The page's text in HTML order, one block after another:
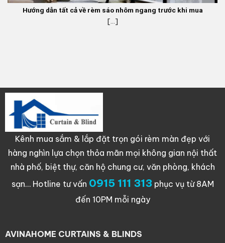
Hướng dẫn tất cả về rèm sáo nhôm ngang trước khi mua
[...]
Kênh mua sắm & lắp đặt trọn gói rèm màn đẹp với
hàng nghìn lựa chọn thỏa mãn mọi không gian nội thất
nhà phố, biệt thự, căn hộ chung cư, văn phòng, khách
sạn… Hotline tư vấn 0915 111 313phục vụ từ 8AM
đến 10PM mỗi ngày
AVINAHOME CURTAINS & BLINDS